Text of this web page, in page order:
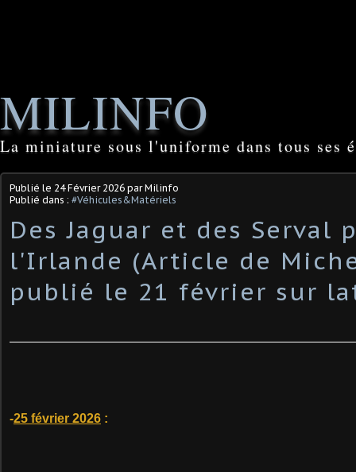
MILINFO
La miniature sous l'uniforme dans tous ses
Publié le 24 Février 2026 par Milinfo
Publié dans : #Véhicules&Matériels
Des Jaguar et des Serval
l'Irlande (Article de
publié le 21 février sur
-25 février 2026 :